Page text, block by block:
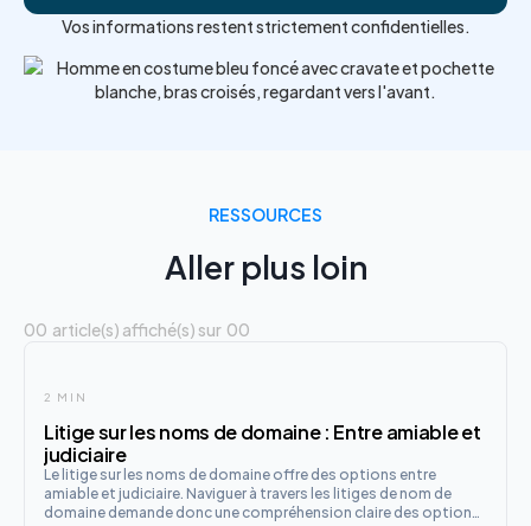
Vos informations restent strictement confidentielles.
RESSOURCES
Aller plus loin
00 article(s) affiché(s) sur 00
2 MIN
Litige sur les noms de domaine : Entre amiable et
judiciaire
Le litige sur les noms de domaine offre des options entre
amiable et judiciaire. Naviguer à travers les litiges de nom de
domaine demande donc une compréhension claire des options